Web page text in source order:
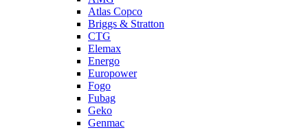
Atlas Copco
Briggs & Stratton
CTG
Elemax
Energo
Europower
Fogo
Fubag
Geko
Genmac